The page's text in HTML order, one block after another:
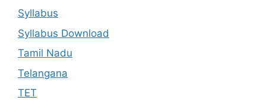
Syllabus
Syllabus Download
Tamil Nadu
Telangana
TET